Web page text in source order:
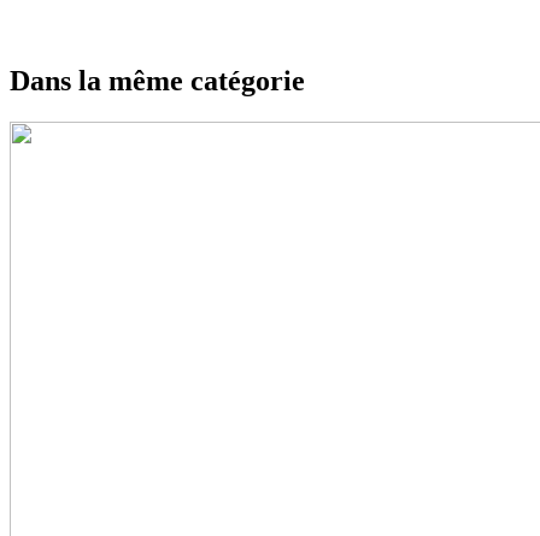
Dans la même catégorie